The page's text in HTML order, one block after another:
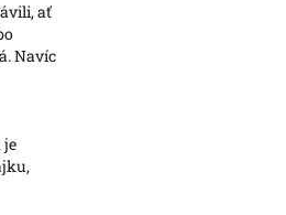
ať
Navíc
je